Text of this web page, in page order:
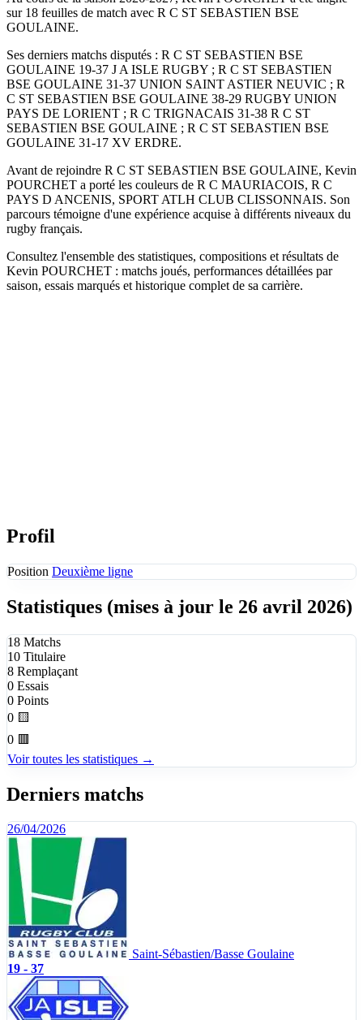
sur 18 feuilles de match avec R C ST SEBASTIEN BSE
GOULAINE.
Ses derniers matchs disputés : R C ST SEBASTIEN BSE
GOULAINE 19-37 J A ISLE RUGBY ; R C ST SEBASTIEN
BSE GOULAINE 31-37 UNION SAINT ASTIER NEUVIC ; R
C ST SEBASTIEN BSE GOULAINE 38-29 RUGBY UNION
PAYS DE LORIENT ; R C TRIGNACAIS 31-38 R C ST
SEBASTIEN BSE GOULAINE ; R C ST SEBASTIEN BSE
GOULAINE 31-17 XV ERDRE.
Avant de rejoindre R C ST SEBASTIEN BSE GOULAINE, Kevin
POURCHET a porté les couleurs de R C MAURIACOIS, R C
PAYS D ANCENIS, SPORT ATLH CLUB CLISSONNAIS. Son
parcours témoigne d'une expérience acquise à différents niveaux du
rugby français.
Consultez l'ensemble des statistiques, compositions et résultats de
Kevin POURCHET : matchs joués, performances détaillées par
saison, essais marqués et historique complet de sa carrière.
Profil
Position Deuxième ligne
Statistiques (mises à jour le 26 avril 2026)
18 Matchs
10 Titulaire
8 Remplaçant
0 Essais
0 Points
0 🟨
0 🟥
Voir toutes les statistiques →
Derniers matchs
26/04/2026
Saint-Sébastien/Basse Goulaine
19 - 37